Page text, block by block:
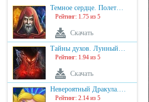
Темное сердце. Полет…
Рейтинг: 1.75 из 5
Скачать
Тайны духов. Лунный…
Рейтинг: 1.94 из 5
Скачать
Невероятный Дракула.…
Рейтинг: 2.14 из 5